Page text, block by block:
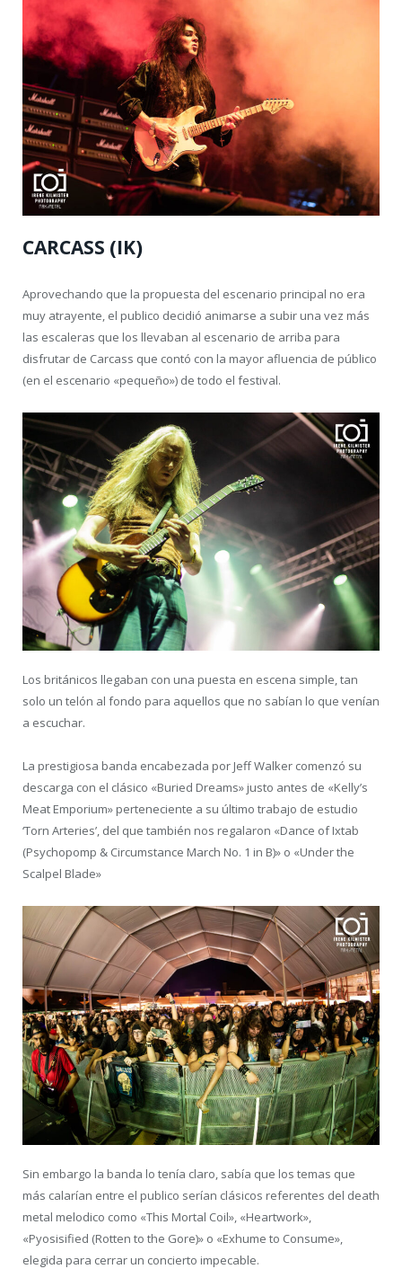
CARCASS (IK)
Aprovechando que la propuesta del escenario principal no era
muy atrayente, el publico decidió animarse a subir una vez más
las escaleras que los llevaban al escenario de arriba para
disfrutar de Carcass que contó con la mayor afluencia de público
(en el escenario «pequeño») de todo el festival.
Los británicos llegaban con una puesta en escena simple, tan
solo un telón al fondo para aquellos que no sabían lo que venían
a escuchar.
La prestigiosa banda encabezada por Jeff Walker comenzó su
descarga con el clásico «Buried Dreams» justo antes de «Kelly’s
Meat Emporium» perteneciente a su último trabajo de estudio
‘Torn Arteries’, del que también nos regalaron «Dance of Ixtab
(Psychopomp & Circumstance March No. 1 in B)» o «Under the
Scalpel Blade»
Sin embargo la banda lo tenía claro, sabía que los temas que
más calarían entre el publico serían clásicos referentes del death
metal melodico como «This Mortal Coil», «Heartwork»,
«Pyosisified (Rotten to the Gore)» o «Exhume to Consume»,
elegida para cerrar un concierto impecable.